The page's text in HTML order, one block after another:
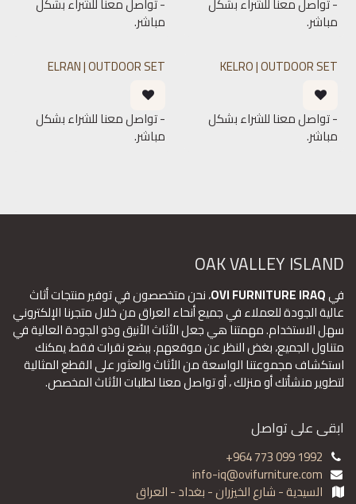
مباشر.
مباشر.
KELRO | OUTDOOR SET
- تواصل معنا للشراء بشكل
مباشر.
ELRAN | OUTDOOR SET
- تواصل معنا للشراء بشكل
مباشر.
OAK VALLEY ISLAND
فيOVI FURNITURE IRAQ، نحن متخصصون في توفير منتجات أثاث
عالية الجودة للعملاء في جميع أنحاء العراق من خلال متجرنا الإلكتروني
سهل الاستخدام. مهمتنا هي جعل الأثاث الأنيق وذو الجودة العالية في
متناول الجميع، بغض النظر عن موقعهم. ببضع نقرات فقط، يمكنك
استكشاف مجموعتنا الواسعة من الأثاث والعثور على القطع المثالية
لتطوير منشأتك أو منزلك ، أو تواصل معنا لطلبات الأثاث المخصص.
ابقى على تواصل
+964 773 099 1992
info-iq@ovifurniture.com
السيدية - شارع الخيزران - بغداد - العراق